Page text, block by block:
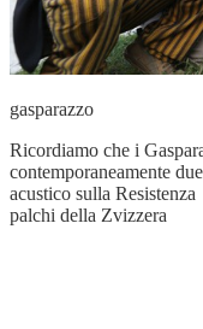
gasparazzo
Ricordiamo che i
contemporaneamente
acustico sulla Resistenza
palchi della Zvizzera